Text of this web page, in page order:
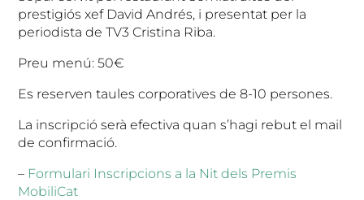
prestigiós xef David Andrés, i presentat per la
periodista de TV3 Cristina Riba.
Preu menú: 50€
Es reserven taules corporatives de 8-10 persones.
La inscripció serà efectiva quan s’hagi rebut el mail
de confirmació.
– Formulari Inscripcions a la Nit dels Premis
MobiliCat